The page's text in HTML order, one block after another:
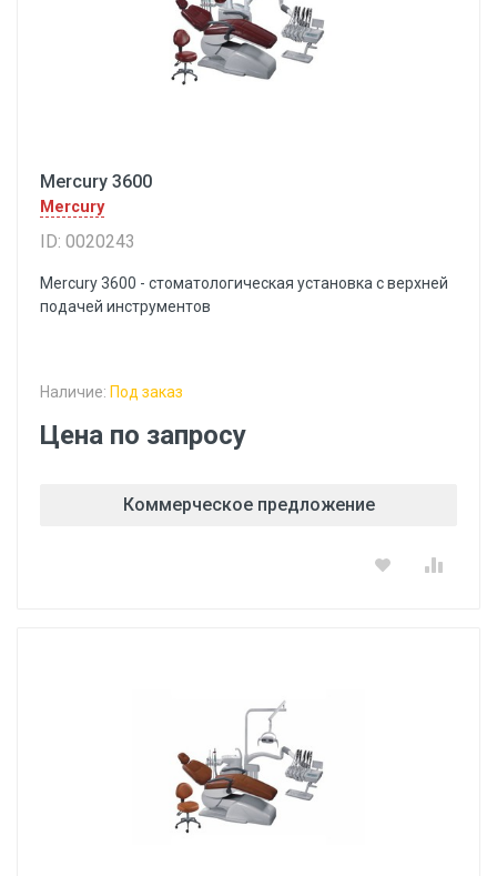
Mercury 3600
Mercury
ID: 0020243
Mercury 3600 - стоматологическая установка с верхней
подачей инструментов
Наличие: Под заказ
Цена по запросу
Коммерческое предложение